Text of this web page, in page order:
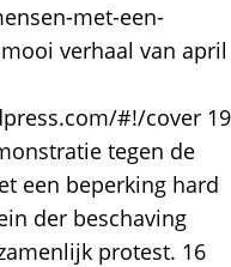
met-een-
verhaal van april
#!/cover 19
tegen de
een beperking hard
der beschaving
protest. 16